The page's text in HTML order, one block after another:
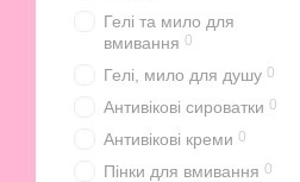
Гелі та мило для
вмивання 0
Гелі, мило для душу 0
Антивікові сироватки 0
Антивікові креми 0
Пінки для вмивання 0